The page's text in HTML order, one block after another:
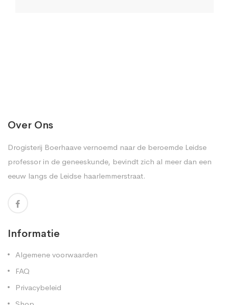
Over Ons
Drogisterij Boerhaave vernoemd naar de beroemde Leidse
professor in de geneeskunde, bevindt zich al meer dan een
eeuw langs de Leidse haarlemmerstraat.
Informatie
Algemene voorwaarden
FAQ
Privacybeleid